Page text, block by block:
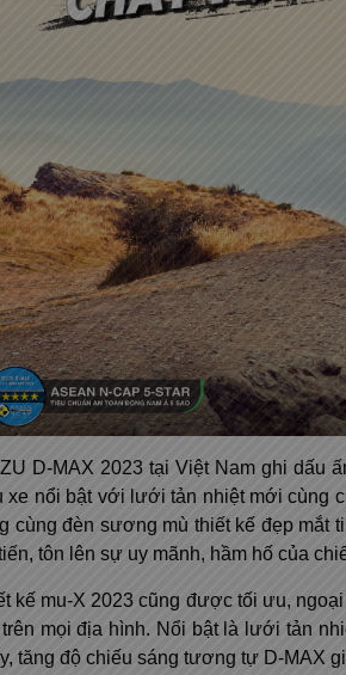
D-MAX 2023 tại Việt Nam ghi dấu
xe nổi bật với lưới tản nhiệt mới cùng
cùng đèn sương mù thiết kế đẹp mắt
tôn lên sự uy mãnh, hầm hố của
kế mu-X 2023 cũng được tối ưu,
trên mọi địa hình. Nổi bật là lưới tản
tăng độ chiếu sáng tương tự D-MAX